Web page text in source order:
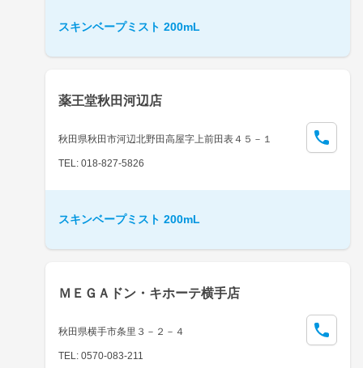
スキンベープミスト 200mL
薬王堂秋田河辺店
秋田県秋田市河辺北野田高屋字上前田表４５－１
TEL: 018-827-5826
スキンベープミスト 200mL
ＭＥＧＡドン・キホーテ横手店
秋田県横手市条里３－２－４
TEL: 0570-083-211